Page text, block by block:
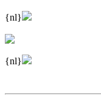
{nl}
{nl}